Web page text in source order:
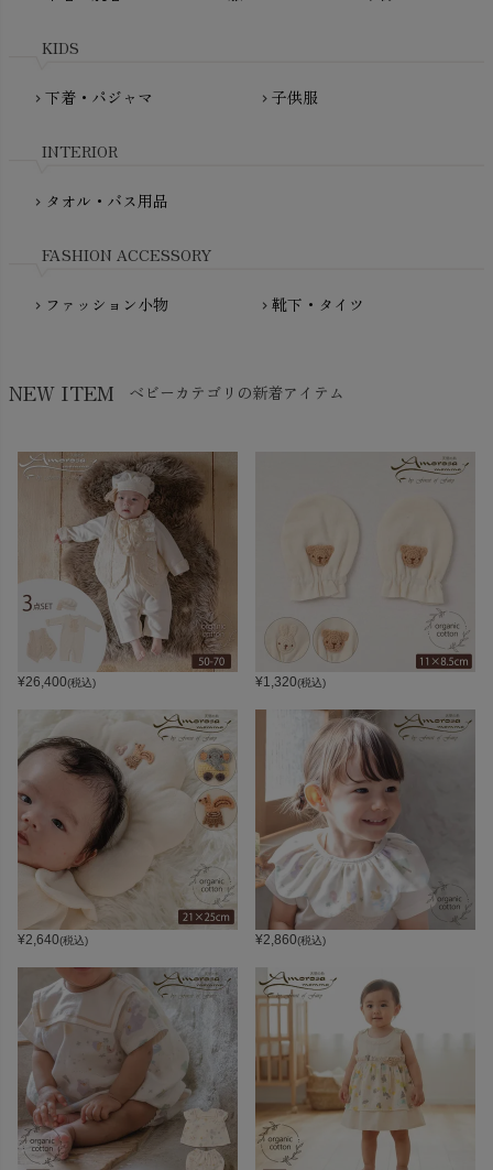
PRISTINE（プリスティン）
fromF（フロムエフ）
mini rodini（ミニロディーニ）
My Little Cozmo（マイリトルコズモ）
NewNative（ニューネイティブ）
KIDS
chevron_right 下着・パジャマ chevron_right 子供服
INTERIOR
chevron_right タオル・バス用品
FASHION ACCESSORY
chevron_right ファッション小物 chevron_right 靴下・タイツ
NEW ITEM ベビーカテゴリの新着アイテム
¥26,400(税込) ¥1,320(税込)
¥2,640(税込) ¥2,860(税込)